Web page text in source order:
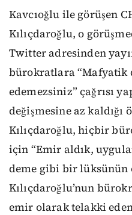
Kavcıoğlu ile görüşen
Kılıçdaroğlu, o
Twitter adresinden
bürokratlara “Mafyatik
edemezsiniz” çağrısı
değişmesine az
Kılıçdaroğlu, hiçbir
için “Emir aldık,
deme gibi bir lüksünün
Kılıçdaroğlu’nun
emir olarak telakki